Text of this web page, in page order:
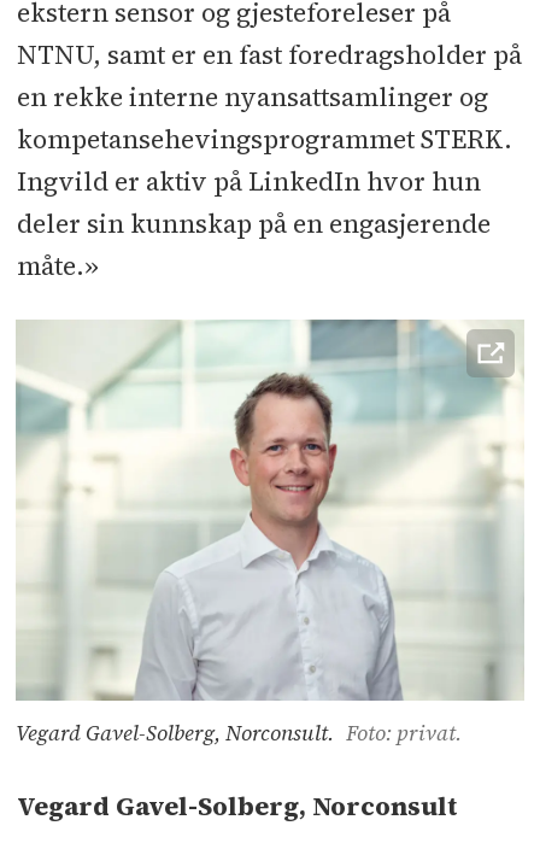
ekstern sensor og gjesteforeleser på
NTNU, samt er en fast foredragsholder på
en rekke interne nyansattsamlinger og
kompetansehevingsprogrammet STERK.
Ingvild er aktiv på LinkedIn hvor hun
deler sin kunnskap på en engasjerende
måte.»
Vegard Gavel-Solberg, Norconsult. Foto: privat.
Vegard Gavel-Solberg, Norconsult